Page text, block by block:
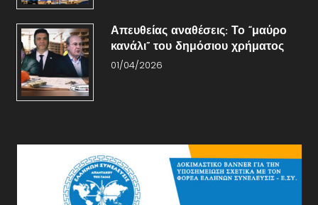
Απευθείας αναθέσεις: Το “μαύρο
κανάλι” του δημόσιου χρήματος
01/04/2026